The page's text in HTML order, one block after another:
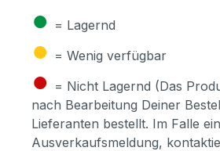
● = Lagernd
● = Wenig verfügbar
● = Nicht Lagernd (Das
nach Bearbeitung Deiner
Lieferanten bestellt. Im Falle
Ausverkaufsmeldung,